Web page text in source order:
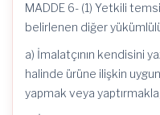
MADDE 6- (1) Yetkili
belirlenen diğer
a) İmalatçının kendisini
halinde ürüne ilişkin
yapmak veya yaptırmakla,